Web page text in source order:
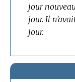
jour
jour. Il
jour.